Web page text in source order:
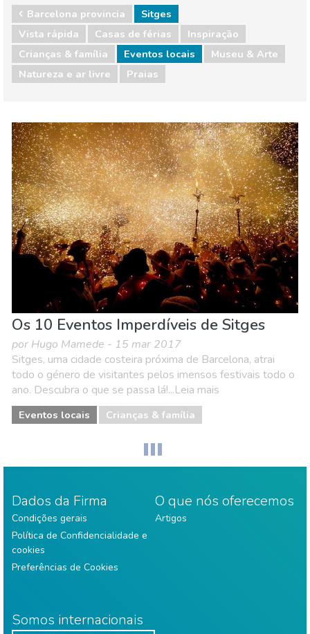
Barcelona provincia
Sitges
Vista rápida
Casas de férias
Inspiração
Crianças & família
Eventos locais
Museu & Arte
Natureza e ar livre
Praias
Crianças & família
Eventos locais
Museu & Arte
Natureza e ar livre
Praias
Os 10 Eventos Imperdíveis de Sitges
por Hugo Mamede - 15 mar 2017
Sitges, uma cidade costeira próxima de Barcelona, atrai
todo o género de visitantes pelos imensos festivais todo o
ano. Descubra o que se passa lá!...Leia mais
Eventos locais Crianças & família
Dados da Firma
Condições gerais
Política de Confidencialidade e
cookies
Preferências de Cookies
O que nós oferecemos
Artigos
Somos internacionais